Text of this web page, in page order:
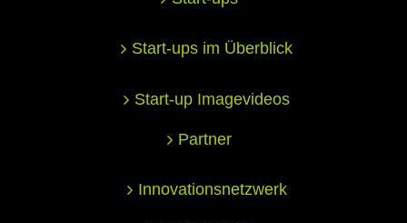
Start-ups im Überblick
Start-up Imagevideos
Partner
Innovationsnetzwerk